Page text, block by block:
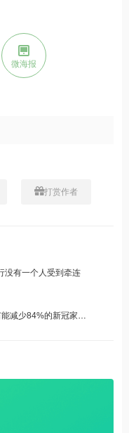
微海报
打赏作者
没有一个人受到牵连